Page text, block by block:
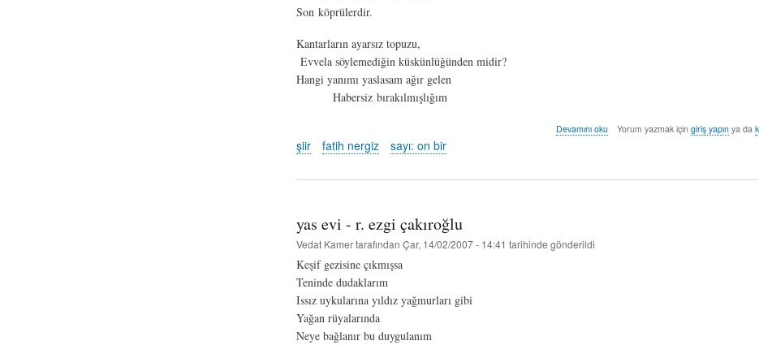
Son köprülerdir.
Kantarların ayarsız topuzu,
Evvela söylemediğin küskünlüğünden midir?
Hangi yanımı yaslasam ağır gelen
Habersiz bırakılmışlığım
uçmayı
fatih
Devamını oku Yorum yazmak içingiriş yapın ya da
şiir fatih nergiz sayı: on bir
yas evi - r. ezgi çakıroğlu
Vedat Kamertarafından Çar, 14/02/2007 - 14:41 tarihinde gönderildi
Keşif gezisine çıkmışsa
Teninde dudaklarım
Issız uykularına yıldız yağmurları gibi
Yağan rüyalarında
Neye bağlanır bu duygulanım